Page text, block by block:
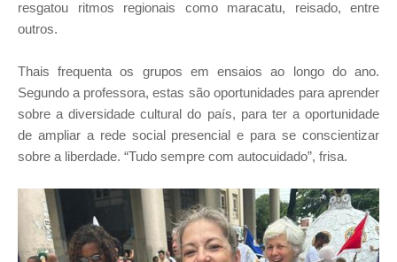
resgatou ritmos regionais como maracatu, reisado, entre
outros.
Thais frequenta os grupos em ensaios ao longo do ano.
Segundo a professora, estas são oportunidades para aprender
sobre a diversidade cultural do país, para ter a oportunidade
de ampliar a rede social presencial e para se conscientizar
sobre a liberdade. “Tudo sempre com autocuidado”, frisa.